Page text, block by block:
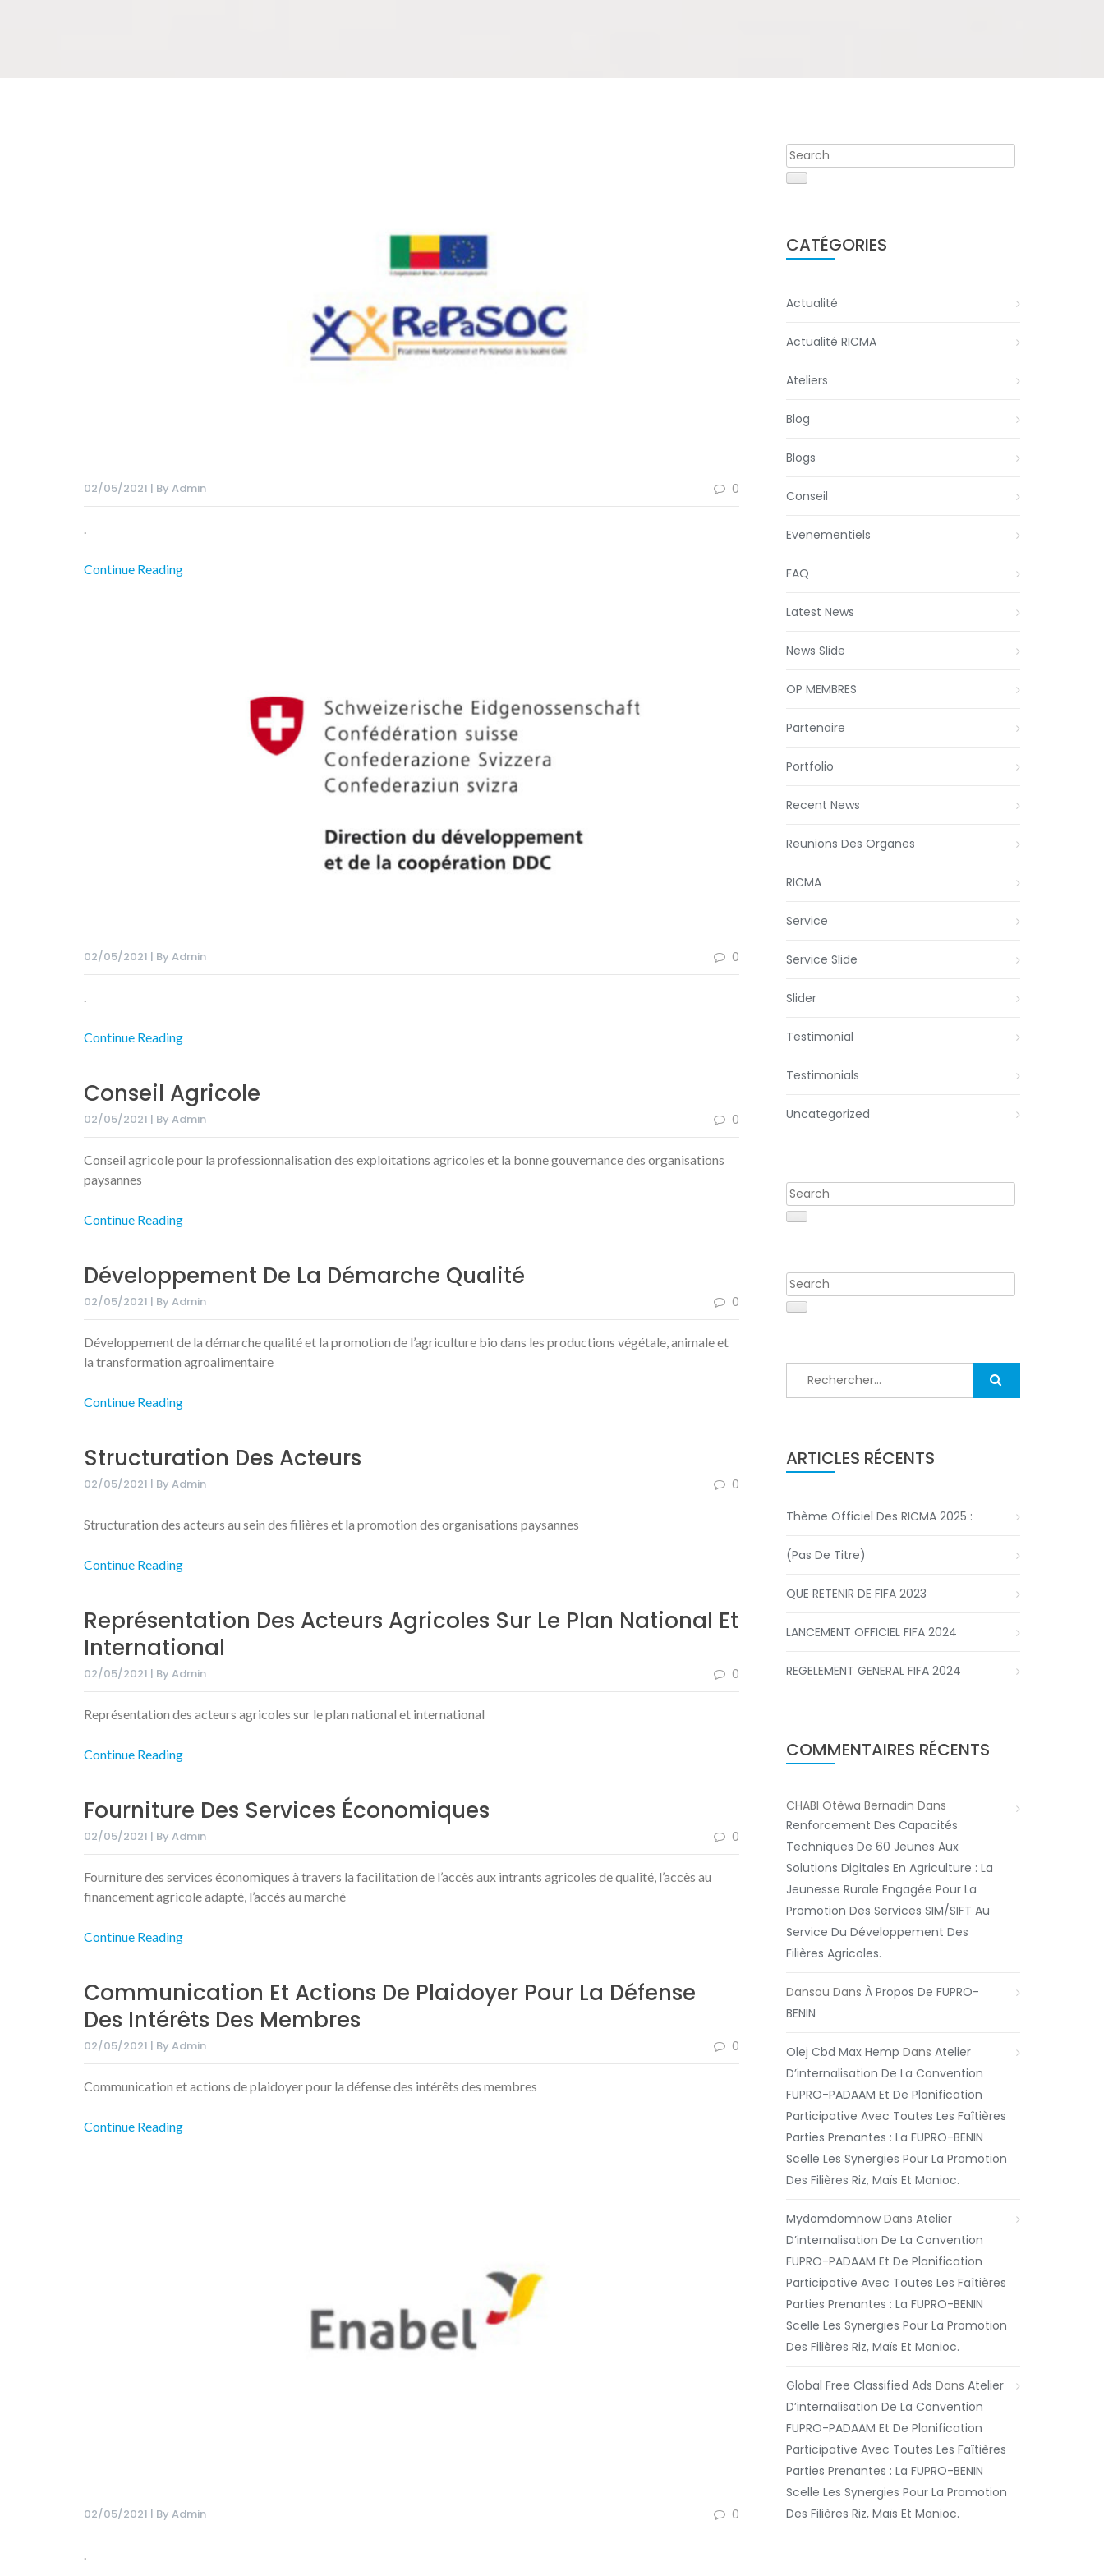
02/05/2021 | By Admin 0
Continue Reading
02/05/2021 | By Admin 0
Continue Reading
Conseil Agricole
02/05/2021 | By Admin 0
Conseil agricole pour la professionnalisation des exploitations agricoles et la bonne gouvernance des organisations
paysannes
Continue Reading
Développement De La Démarche Qualité
02/05/2021 | By Admin 0
Développement de la démarche qualité et la promotion de l’agriculture bio dans les productions végétale, animale et
la transformation agroalimentaire
Continue Reading
Structuration Des Acteurs
02/05/2021 | By Admin 0
Structuration des acteurs au sein des filières et la promotion des organisations paysannes
Continue Reading
Représentation Des Acteurs Agricoles Sur Le Plan National Et
International
02/05/2021 | By Admin 0
Représentation des acteurs agricoles sur le plan national et international
Continue Reading
Fourniture Des Services Économiques
02/05/2021 | By Admin 0
Fourniture des services économiques à travers la facilitation de l’accès aux intrants agricoles de qualité, l’accès au
financement agricole adapté, l’accès au marché
Continue Reading
Communication Et Actions De Plaidoyer Pour La Défense
Des Intérêts Des Membres
02/05/2021 | By Admin 0
Communication et actions de plaidoyer pour la défense des intérêts des membres
Continue Reading
02/05/2021 | By Admin 0
CATÉGORIES
Actualité
Actualité RICMA
Ateliers
Blog
Blogs
Conseil
Evenementiels
FAQ
Latest News
News Slide
OP MEMBRES
Partenaire
Portfolio
Recent News
Reunions Des Organes
RICMA
Service
Service Slide
Slider
Testimonial
Testimonials
Uncategorized
ARTICLES RÉCENTS
Thème Officiel Des RICMA 2025 :
(pas De Titre)
QUE RETENIR DE FIFA 2023
LANCEMENT OFFICIEL FIFA 2024
REGELEMENT GENERAL FIFA 2024
COMMENTAIRES RÉCENTS
CHABI Otèwa Bernadin Dans
Renforcement Des Capacités
Techniques De 60 Jeunes Aux
Solutions Digitales En Agriculture : La
Jeunesse Rurale Engagée Pour La
Promotion Des Services SIM/SIFT Au
Service Du Développement Des
Filières Agricoles.
Dansou Dans À Propos De FUPRO-
BENIN
Olej Cbd Max Hemp Dans Atelier
D’internalisation De La Convention
FUPRO-PADAAM Et De Planification
Participative Avec Toutes Les Faîtières
Parties Prenantes : La FUPRO-BENIN
Scelle Les Synergies Pour La Promotion
Des Filières Riz, Maïs Et Manioc.
Mydomdomnow Dans Atelier
D’internalisation De La Convention
FUPRO-PADAAM Et De Planification
Participative Avec Toutes Les Faîtières
Parties Prenantes : La FUPRO-BENIN
Scelle Les Synergies Pour La Promotion
Des Filières Riz, Maïs Et Manioc.
Global Free Classified Ads Dans Atelier
D’internalisation De La Convention
FUPRO-PADAAM Et De Planification
Participative Avec Toutes Les Faîtières
Parties Prenantes : La FUPRO-BENIN
Scelle Les Synergies Pour La Promotion
Des Filières Riz, Maïs Et Manioc.